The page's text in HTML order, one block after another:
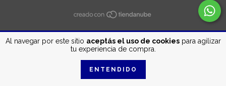
Al navegar por este sitio aceptás el uso de cookiespara agilizar
tu experiencia de compra.
ENTENDIDO